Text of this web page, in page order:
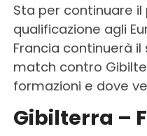
Sta per continuare
qualificazione agli
Francia continuerà
match contro
formazioni e dove
Gibilterra –